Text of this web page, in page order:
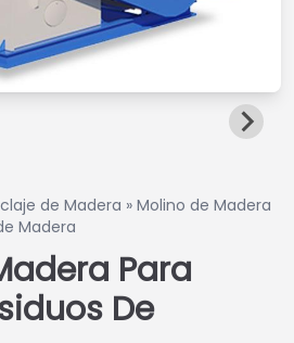
de Madera » Molino de Madera
Madera
Para
De